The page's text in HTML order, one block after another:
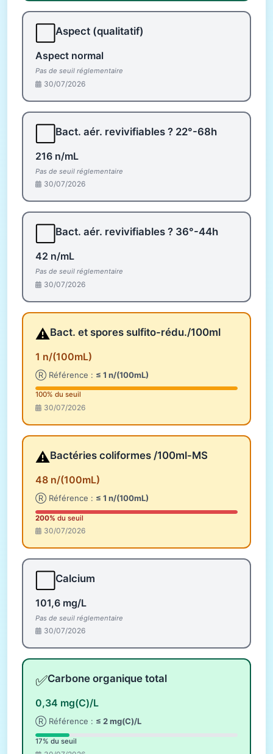
Aspect (qualitatif)
Aspect normal
Pas de seuil réglementaire
30/07/2026
Bact. aér. revivifiables ? 22°-68h
216 n/mL
Pas de seuil réglementaire
30/07/2026
Bact. aér. revivifiables ? 36°-44h
42 n/mL
Pas de seuil réglementaire
30/07/2026
⚠️Bact. et spores sulfito-rédu./100ml
1 n/(100mL)
Ⓡ Référence : ≤ 1 n/(100mL)
100% du seuil
30/07/2026
⚠️Bactéries coliformes /100ml-MS
48 n/(100mL)
Ⓡ Référence : ≤ 1 n/(100mL)
200% du seuil
30/07/2026
Calcium
101,6 mg/L
Pas de seuil réglementaire
30/07/2026
✅Carbone organique total
0,34 mg(C)/L
Ⓡ Référence : ≤ 2 mg(C)/L
17% du seuil